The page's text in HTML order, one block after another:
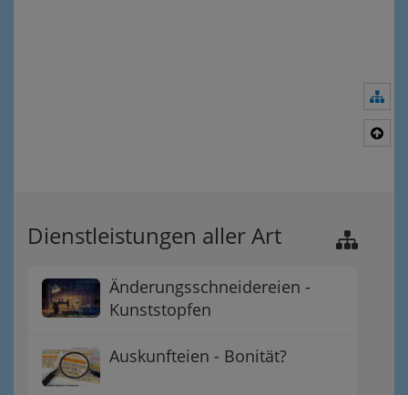
Dienstleistungen aller Art
Änderungsschneidereien -
Kunststopfen
Auskunfteien - Bonität?